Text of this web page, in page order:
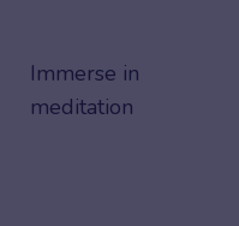
Immerse in
meditation